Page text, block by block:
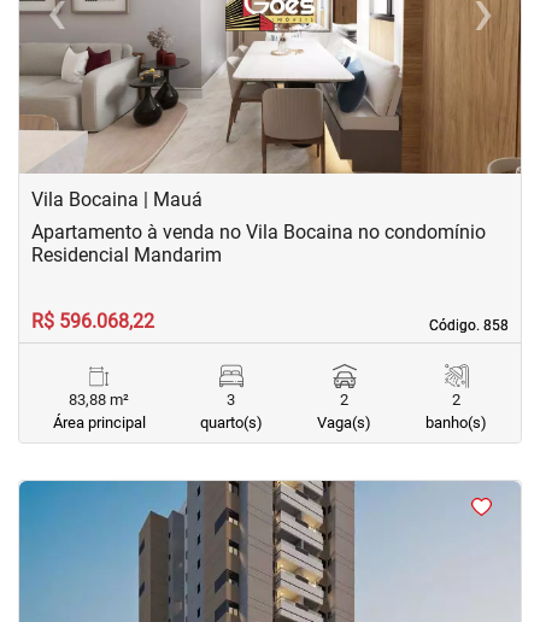
Previous Next
Vila Bocaina | Mauá
Código. 858
Código. 858
Apartamento à venda no Vila Bocaina no condomínio
Residencial Mandarim
R$ 596.068,22
83,88 m²
Área principal
3
quarto(s)
2
Vaga(s)
2
banho(s)
<